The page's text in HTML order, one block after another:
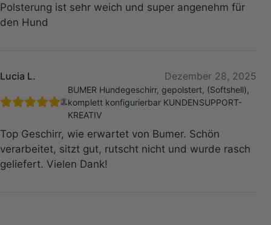
Polsterung ist sehr weich und super angenehm für
den Hund
Lucia L. Dezember 28, 2025
BUMER Hundegeschirr, gepolstert, (Softshell),
komplett konfigurierbar KUNDENSUPPORT-
KREATIV
Top Geschirr, wie erwartet von Bumer. Schön
verarbeitet, sitzt gut, rutscht nicht und wurde rasch
geliefert. Vielen Dank!